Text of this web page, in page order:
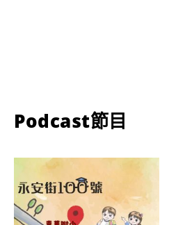
Podcast節目